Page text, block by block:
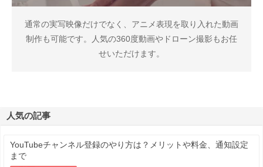
通常の実写映像だけでなく、アニメ表現を取り入れた動画
制作も可能です。人気の360度動画やドローン撮影もお任
せいただけます。
人気の記事
YouTubeチャンネル登録のやり方は？メリットや料金、通知設定
まで